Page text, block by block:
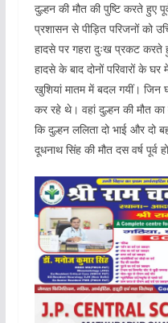
दुल्हन की मौत की पुष्टि करते हुए
प्रशासन से पीड़ित परिजनों को
हादसे पर गहरा दुःख प्रकट करते
हादसे के बाद दोनों परिवारों के घर
खुशियां मातम में बदल गयीं। जिन
कर रहे थे। वहां दुल्हन की मौत का
कि दुल्हन ललिता दो भाई और दो
दूधनाथ सिंह की मौत दस वर्ष पूर्व